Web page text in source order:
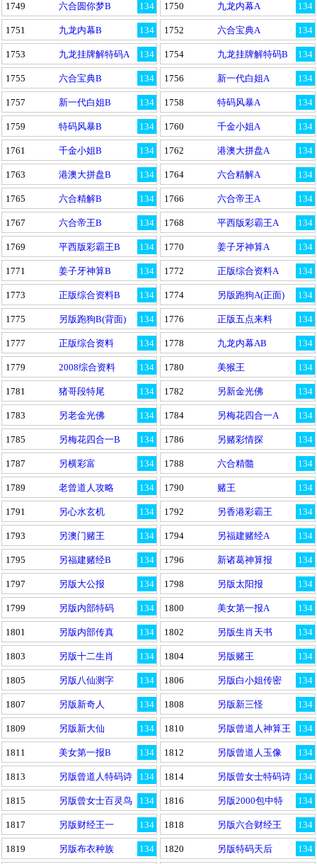
134
1749 六合圆你梦B 134
1750 九龙内幕A
134
1751 九龙内幕B 134
1752 六合宝典A
134
1753 九龙挂牌解特码A 134
1754 九龙挂牌解特码B
134
1755 六合宝典B 134
1756 新一代白姐A
134
1757 新一代白姐B 134
1758 特码风暴A
134
1759 特码风暴B 134
1760 千金小姐A
134
1761 千金小姐B 134
1762 港澳大拼盘A
134
1763 港澳大拼盘B 134
1764 六合精解A
134
1765 六合精解B 134
1766 六合帝王A
134
1767 六合帝王B 134
1768 平西版彩霸王A
134
1769 平西版彩霸王B 134
1770 姜子牙神算A
134
1771 姜子牙神算B 134
1772 正版综合资料A
134
1773 正版综合资料B 134
1774 另版跑狗A(正面)
134
1775 另版跑狗B(背面) 134
1776 正版五点来料
134
1777 正版综合资料 134
1778 九龙内幕AB
134
1779 2008综合资料 134
1780 美猴王
134
1781 猪哥段特尾 134
1782 另新金光佛
134
1783 另老金光佛 134
1784 另梅花四合一A
134
1785 另梅花四合一B 134
1786 另赌彩情探
134
1787 另横彩富 134
1788 六合精髓
134
1789 老曾道人攻略 134
1790 赌王
134
1791 另心水玄机 134
1792 另香港彩霸王
134
1793 另澳门赌王 134
1794 另福建赌经A
134
1795 另福建赌经B 134
1796 新诸葛神算报
134
1797 另版大公报 134
1798 另版太阳报
134
1799 另版内部特码 134
1800 美女第一报A
134
1801 另版内部传真 134
1802 另版生肖天书
134
1803 另版十二生肖 134
1804 另版赌王
134
1805 另版八仙测字 134
1806 另版白小姐传密
134
1807 另版新奇人 134
1808 另版新三怪
134
1809 另版新大仙 134
1810 另版曾道人神算王
134
1811 美女第一报B 134
1812 另版曾道人玉像
134
1813 另版曾道人特码诗 134
1814 另版曾女士特码诗
134
1815 另版曾女士百灵鸟 134
1816 另版2000包中特
134
1817 另版财经王一 134
1818 另版六合财经王
134
1819 另版布衣种族 134
1820 另版特码天后